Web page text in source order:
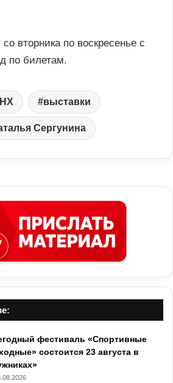
вторника по воскресенье с
по билетам.
выставки
Сергунина
фестиваль «Спортивные
состоится 23 августа в